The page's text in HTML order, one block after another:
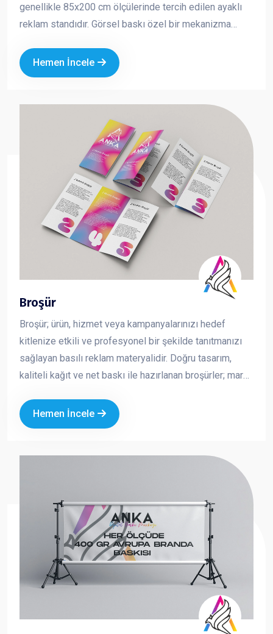
genellikle 85x200 cm ölçülerinde tercih edilen ayaklı
reklam standıdır. Görsel baskı özel bir mekanizma
çekilerek sabitlenir. Toplanmak istendiğinde ise tekrar
mekanizma içine rulo şeklinde sarılır. Hafif yapısı ve
kurumsal tanıtımlarda en çok tercih edilen reklam
Hemen İncele
Broşür
Broşür; ürün, hizmet veya kampanyalarınızı hedef
kitlenize etkili ve profesyonel bir şekilde tanıtmanızı
sağlayan basılı reklam materyalidir. Doğru tasarım,
kaliteli kağıt ve net baskı ile hazırlanan broşürler; marka
akılda kalıcılığı artırır. Fuar, açılış, kampanya, kurumsal
tanıtım ve saha dağıtımı gibi birçok alanda tercih edilen
Hemen İncele